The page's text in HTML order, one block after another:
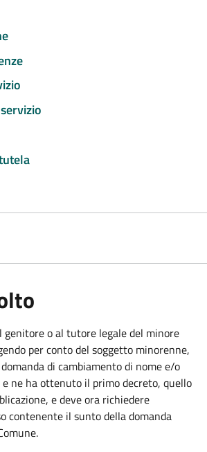
genitore o al tutore legale del minore
per conto del soggetto minorenne,
di cambiamento di nome e/o
ne ha ottenuto il primo decreto, quello
e deve ora richiedere
contenente il sunto della domanda